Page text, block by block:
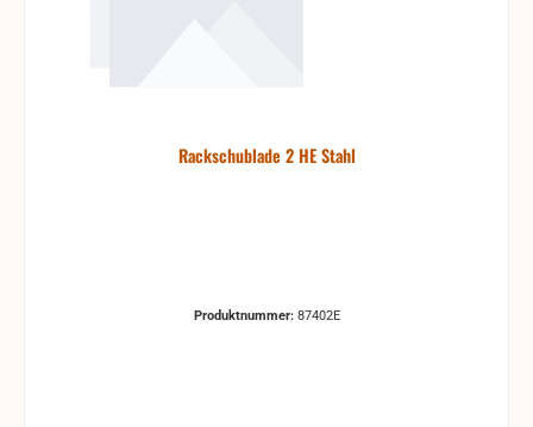
Rackschublade 2 HE Stahl
Produktnummer: 87402E